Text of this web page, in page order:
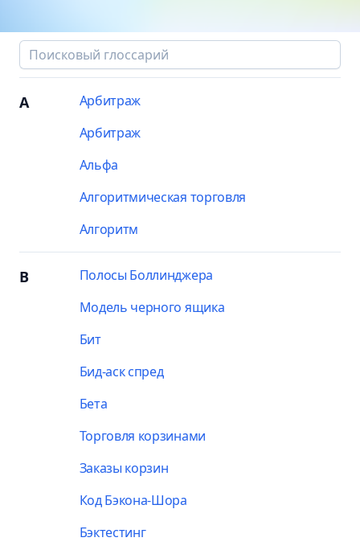
A
Арбитраж
Арбитраж
Альфа
Алгоритмическая торговля
Алгоритм
B
Полосы Боллинджера
Модель черного ящика
Бит
Бид-аск спред
Бета
Торговля корзинами
Заказы корзин
Код Бэкона-Шора
Бэктестинг